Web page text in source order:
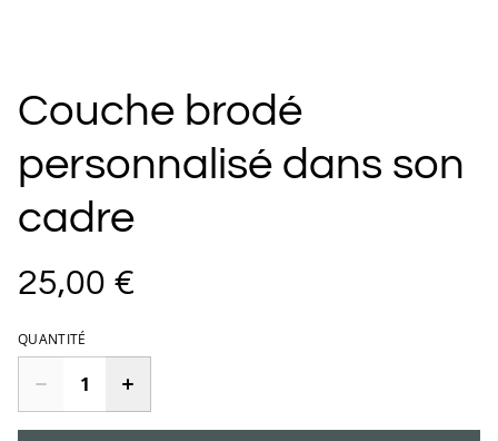
Couche brodé
personnalisé dans son
cadre
25,00 €
QUANTITÉ